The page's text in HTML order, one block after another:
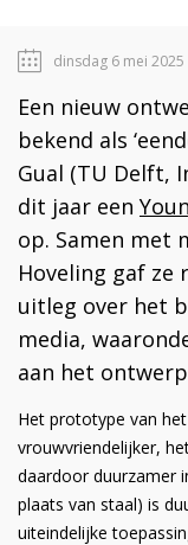
dinsdag 6 mei 2025
Een nieuw
bekend als
Gual (TU Delft,
dit jaar een
op. Samen met
Hoveling gaf ze
uitleg over het
media,
aan het
Het prototype van
vrouwvriendelijker,
daardoor duurzamer
plaats van staal) is
uiteindelijke